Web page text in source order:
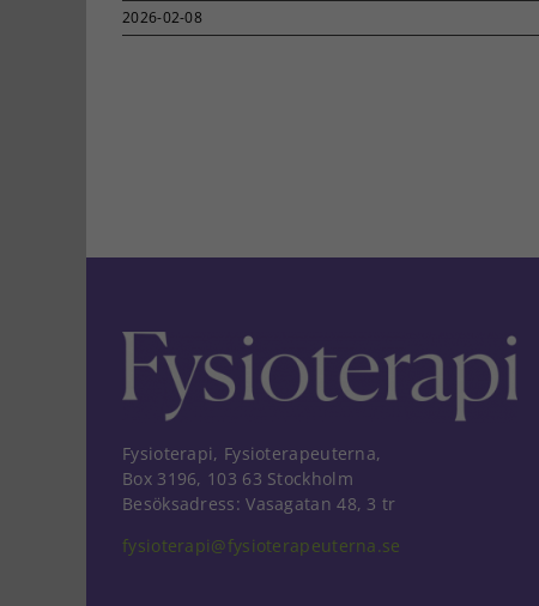
2026-02-08
Fysioterapi, Fysioterapeuterna,
Box 3196, 103 63 Stockholm
Besöksadress: Vasagatan 48, 3 tr
fysioterapi@fysioterapeuterna.se